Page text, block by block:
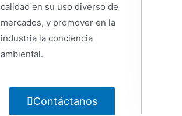
calidad en su uso diverso de
mercados, y promover en la
industria la conciencia
ambiental.
Contáctanos